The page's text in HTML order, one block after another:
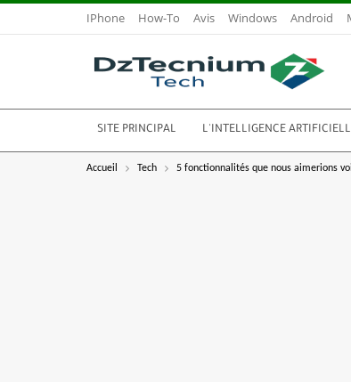
IPhone How-To Avis Windows Android
SITE PRINCIPAL L'INTELLIGENCE
Accueil Tech 5 fonctionnalités que nous aimerions